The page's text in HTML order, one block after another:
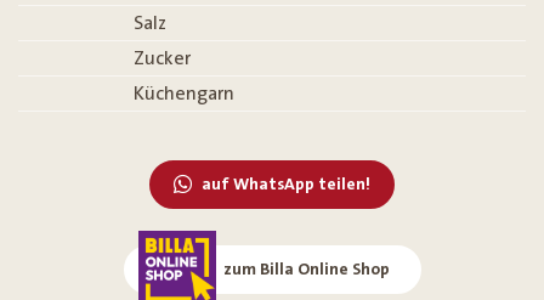
Salz
Zucker
Küchengarn
auf WhatsApp teilen!
zum Billa Online Shop